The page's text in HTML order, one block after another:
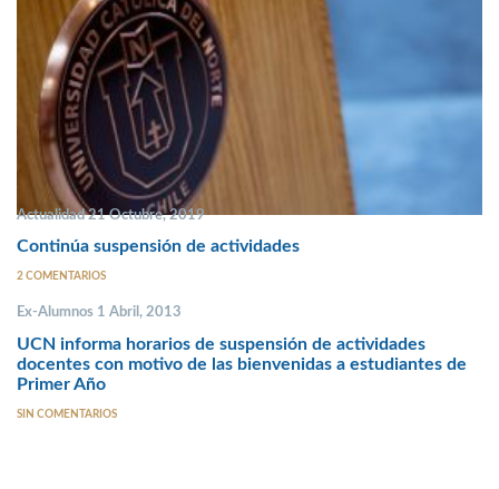
Actualidad 21 Octubre, 2019
Continúa suspensión de actividades
2 COMENTARIOS
Ex-Alumnos 1 Abril, 2013
UCN informa horarios de suspensión de actividades
docentes con motivo de las bienvenidas a estudiantes de
Primer Año
SIN COMENTARIOS